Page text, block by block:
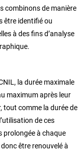
combinons de manière
être identifié ou
à des fins d’analyse
la durée maximale
maximum après leur
tout comme la durée de
de ces
prolongée à chaque
être renouvelé à